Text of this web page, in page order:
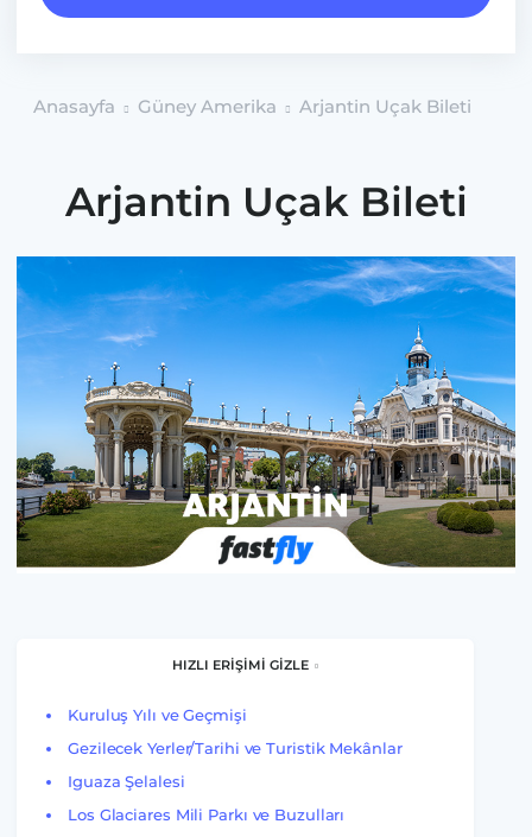
Anasayfa Güney Amerika Arjantin Uçak Bileti
Arjantin Uçak Bileti
HIZLI ERİŞİMİ GİZLE
Kuruluş Yılı ve Geçmişi
Gezilecek Yerler/Tarihi ve Turistik Mekânlar
Iguaza Şelalesi
Los Glaciares Mili Parkı ve Buzulları